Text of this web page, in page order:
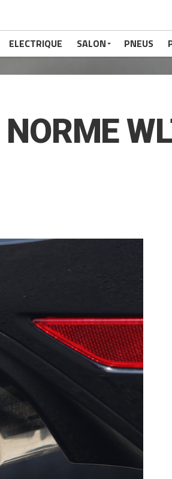
ELECTRIQUE SALON PNEUS